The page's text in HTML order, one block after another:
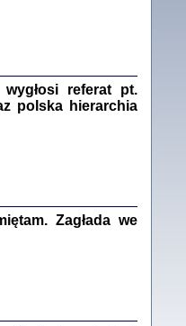
referat pt.
polska hierarchia
Zagłada we